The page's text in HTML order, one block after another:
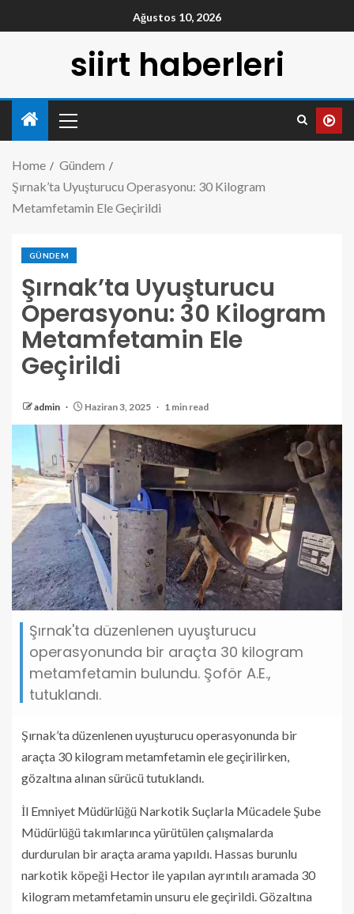
Ağustos 10, 2026
siirt haberleri
Home
Gündem
Şırnak’ta Uyuşturucu Operasyonu: 30 Kilogram
Metamfetamin Ele Geçirildi
GÜNDEM
Şırnak’ta Uyuşturucu
Operasyonu: 30 Kilogram
Metamfetamin Ele
Geçirildi
admin Haziran 3, 2025 1 min read
Şırnak'ta düzenlenen uyuşturucu
operasyonunda bir araçta 30 kilogram
metamfetamin bulundu. Şoför A.E.,
tutuklandı.
Şırnak’ta düzenlenen uyuşturucu operasyonunda bir
araçta 30 kilogram metamfetamin ele geçirilirken,
gözaltına alınan sürücü tutuklandı.
İl Emniyet Müdürlüğü Narkotik Suçlarla Mücadele Şube
Müdürlüğü takımlarınca yürütülen çalışmalarda
durdurulan bir araçta arama yapıldı. Hassas burunlu
narkotik köpeği Hector ile yapılan ayrıntılı aramada 30
kilogram metamfetamin unsuru ele geçirildi. Gözaltına